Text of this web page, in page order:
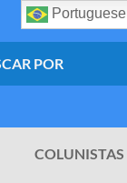
COLUNISTAS
Portuguese